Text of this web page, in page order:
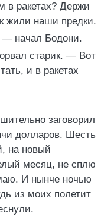
в ракетах? Держи
жили наши предки.
начал Бодони.
старик. — Вот
и в ракетах
заговорил
долларов. Шесть
на новый
месяц, не сплю
И нынче ночью
из моих полетит